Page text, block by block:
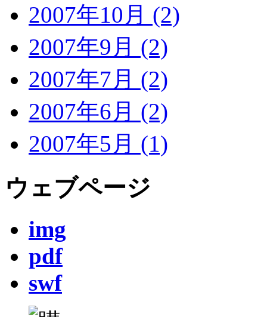
2007年10月 (2)
2007年9月 (2)
2007年7月 (2)
2007年6月 (2)
2007年5月 (1)
ウェブページ
img
pdf
swf